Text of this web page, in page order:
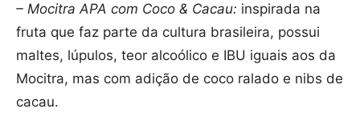
– Mocitra APA com Coco & Cacau: inspirada na
fruta que faz parte da cultura brasileira, possui
maltes, lúpulos, teor alcoólico e IBU iguais aos da
Mocitra, mas com adição de coco ralado e nibs de
cacau.